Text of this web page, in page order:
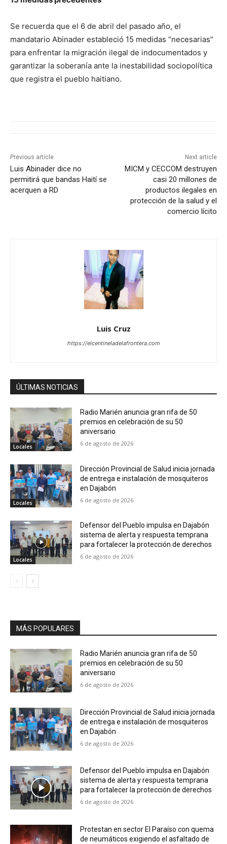
Se recuerda que el 6 de abril del pasado año, el
mandatario Abinader estableció 15 medidas “necesarias”
para enfrentar la migración ilegal de indocumentados y
garantizar la soberanía ante la inestabilidad sociopolítica
que registra el pueblo haitiano.
Previous article
Luis Abinader dice no
permitirá que bandas Haití se
acerquen a RD
Next article
MICM y CECCOM destruyen
casi 20 millones de
productos ilegales en
protección de la salud y el
comercio lícito
Luis Cruz
https://elcentineladelafrontera.com
ÚLTIMAS NOTICIAS
Locales
Radio Marién anuncia gran rifa de 50
premios en celebración de su 50
aniversario
6 de agosto de 2026
Locales
Dirección Provincial de Salud inicia jornada
de entrega e instalación de mosquiteros
en Dajabón
6 de agosto de 2026
Locales
Defensor del Pueblo impulsa en Dajabón
sistema de alerta y respuesta temprana
para fortalecer la protección de derechos
6 de agosto de 2026
MÁS POPULARES
Radio Marién anuncia gran rifa de 50
premios en celebración de su 50
aniversario
6 de agosto de 2026
Dirección Provincial de Salud inicia jornada
de entrega e instalación de mosquiteros
en Dajabón
6 de agosto de 2026
Defensor del Pueblo impulsa en Dajabón
sistema de alerta y respuesta temprana
para fortalecer la protección de derechos
6 de agosto de 2026
Protestan en sector El Paraíso con quema
de neumáticos exigiendo el asfaltado de